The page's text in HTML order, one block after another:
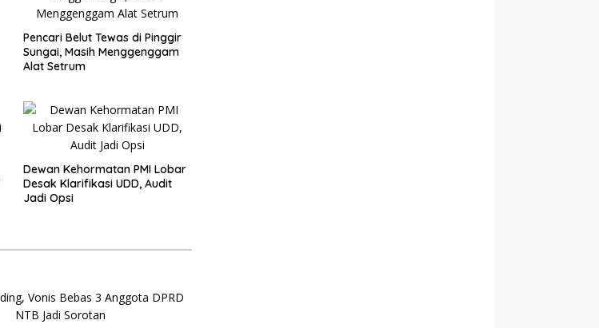
Pencari Belut Tewas di Pinggir
Sungai, Masih Menggenggam
Alat Setrum
Dewan Kehormatan PMI Lobar
Desak Klarifikasi UDD, Audit
Jadi Opsi